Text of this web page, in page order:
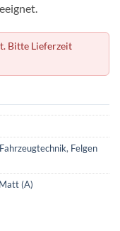
Bitte Lieferzeit
Fahrzeugtechnik, Felgen
(A)